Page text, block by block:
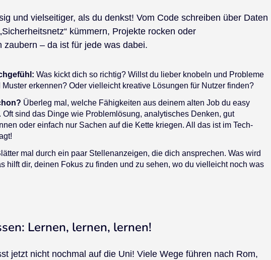
und vielseitiger, als du denkst! Vom Code schreiben über Daten
kümmern, Projekte rocken oder
zaubern – da ist für jede was dabei.
Was kickt dich so richtig? Willst du lieber knobeln und Probleme
Muster erkennen? Oder vielleicht kreative Lösungen für Nutzer finden?
Überleg mal, welche Fähigkeiten aus deinem alten Job du easy
Oft sind das Dinge wie Problemlösung, analytisches Denken, gut
oder einfach nur Sachen auf die Kette kriegen. All das ist im Tech-
mal durch ein paar Stellenanzeigen, die dich ansprechen. Was wird
hilft dir, deinen Fokus zu finden und zu sehen, wo du vielleicht noch was
Lernen, lernen, lernen!
jetzt nicht nochmal auf die Uni! Viele Wege führen nach Rom,